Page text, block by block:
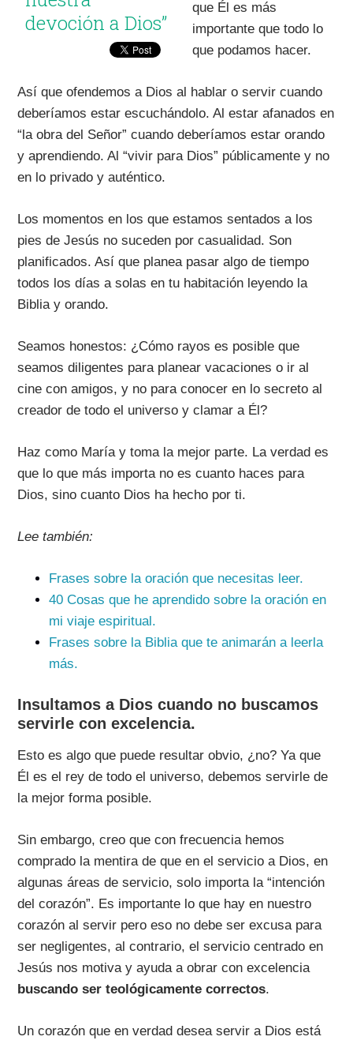
devoción a Dios”
que Él es más
importante que todo lo
que podamos hacer.
Así que ofendemos a Dios al hablar o servir cuando
deberíamos estar escuchándolo. Al estar afanados en
“la obra del Señor” cuando deberíamos estar orando
y aprendiendo. Al “vivir para Dios” públicamente y no
en lo privado y auténtico.
Los momentos en los que estamos sentados a los
pies de Jesús no suceden por casualidad. Son
planificados. Así que planea pasar algo de tiempo
todos los días a solas en tu habitación leyendo la
Biblia y orando.
Seamos honestos: ¿Cómo rayos es posible que
seamos diligentes para planear vacaciones o ir al
cine con amigos, y no para conocer en lo secreto al
creador de todo el universo y clamar a Él?
Haz como María y toma la mejor parte. La verdad es
que lo que más importa no es cuanto haces para
Dios, sino cuanto Dios ha hecho por ti.
Lee también:
Frases sobre la oración que necesitas leer.
40 Cosas que he aprendido sobre la oración en
mi viaje espiritual.
Frases sobre la Biblia que te animarán a leerla
más.
Insultamos a Dios cuando no buscamos
servirle con excelencia.
Esto es algo que puede resultar obvio, ¿no? Ya que
Él es el rey de todo el universo, debemos servirle de
la mejor forma posible.
Sin embargo, creo que con frecuencia hemos
comprado la mentira de que en el servicio a Dios, en
algunas áreas de servicio, solo importa la “intención
del corazón”. Es importante lo que hay en nuestro
corazón al servir pero eso no debe ser excusa para
ser negligentes, al contrario, el servicio centrado en
Jesús nos motiva y ayuda a obrar con excelencia
buscando ser teológicamente correctos.
Un corazón que en verdad desea servir a Dios está